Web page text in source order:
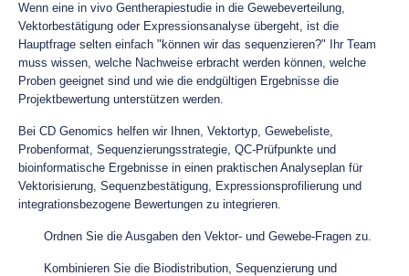
Wenn eine in vivo Gentherapiestudie in die Gewebeverteilung,
Vektorbestätigung oder Expressionsanalyse übergeht, ist die
Hauptfrage selten einfach "können wir das sequenzieren?" Ihr Team
muss wissen, welche Nachweise erbracht werden können, welche
Proben geeignet sind und wie die endgültigen Ergebnisse die
Projektbewertung unterstützen werden.
Bei CD Genomics helfen wir Ihnen, Vektortyp, Gewebeliste,
Probenformat, Sequenzierungsstrategie, QC-Prüfpunkte und
bioinformatische Ergebnisse in einen praktischen Analyseplan für
Vektorisierung, Sequenzbestätigung, Expressionsprofilierung und
integrationsbezogene Bewertungen zu integrieren.
Ordnen Sie die Ausgaben den Vektor- und Gewebe-Fragen zu.
Kombinieren Sie die Biodistribution, Sequenzierung und